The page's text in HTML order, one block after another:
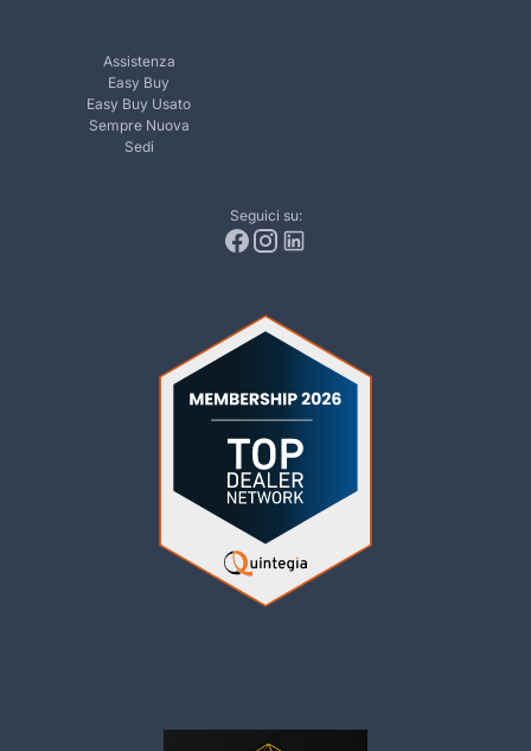
Assistenza
Easy Buy
Easy Buy Usato
Sempre Nuova
Sedi
Seguici su: